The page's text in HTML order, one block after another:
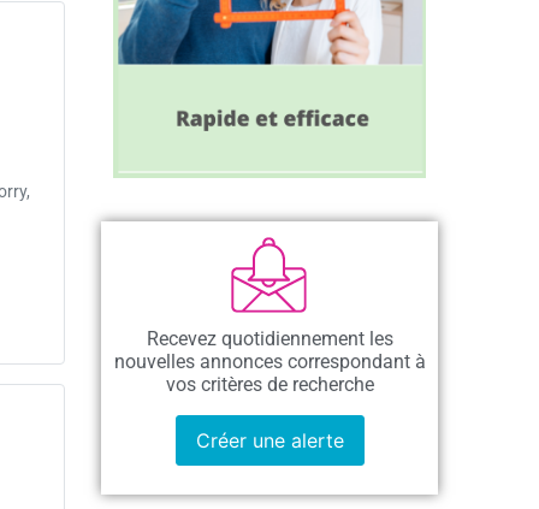
Recevez quotidiennement les
nouvelles annonces correspondant à
vos critères de recherche
Créer une alerte